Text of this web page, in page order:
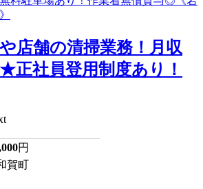
店舗の清掃業務！月収
正社員登用制度あり！
円
賀町